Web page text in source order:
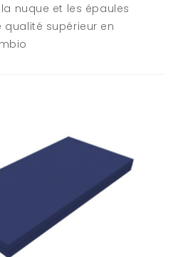
nuque et les épaules
supérieur en